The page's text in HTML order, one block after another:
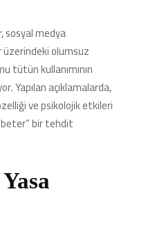
sosyal medya
üzerindeki olumsuz
tütün kullanımının
Yapılan açıklamalarda,
ve psikolojik etkileri
beter” bir tehdit